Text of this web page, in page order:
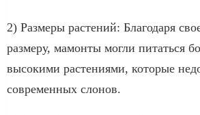
2) Размеры растений: Благодаря
размеру, мамонты могли питаться
высокими растениями, которые
современных слонов.